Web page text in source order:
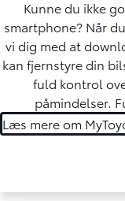
Kunne du ikke
smartphone? Når
vi dig med at
kan fjernstyre din
fuld kontrol
påmindelser.
Læs mere om